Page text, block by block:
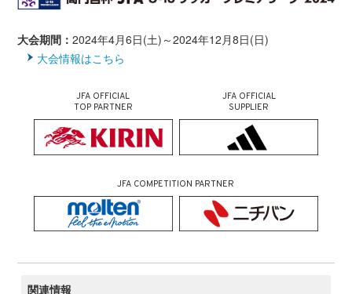
大会期間：2024年4月6日(土)～2024年12月8日(日)
大会情報はこちら
JFA OFFICIAL
TOP PARTNER
JFA OFFICIAL
SUPPLIER
JFA COMPETITION PARTNER
関連情報